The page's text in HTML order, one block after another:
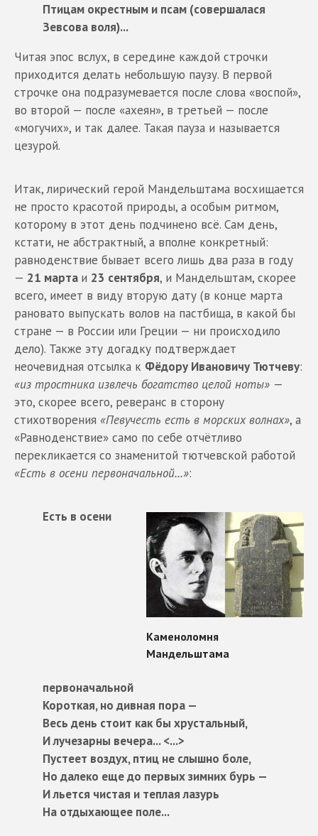
Птицам окрестным и псам (совершалася
Зевсова воля)...
Читая эпос вслух, в середине каждой строчки
приходится делать небольшую паузу. В первой
строчке она подразумевается после слова «воспой»,
во второй — после «ахеян», в третьей — после
«могучих», и так далее. Такая пауза и называется
цезурой.
Итак, лирический герой Мандельштама восхищается
не просто красотой природы, а особым ритмом,
которому в этот день подчинено всё. Сам день,
кстати, не абстрактный, а вполне конкретный:
равноденствие бывает всего лишь два раза в году
— 21 марта и 23 сентября, и Мандельштам, скорее
всего, имеет в виду вторую дату (в конце марта
рановато выпускать волов на пастбища, в какой бы
стране — в России или Греции — ни происходило
дело). Также эту догадку подтверждает
неочевидная отсылка к Фёдору Ивановичу Тютчеву:
«из тростника извлечь богатство целой ноты» —
это, скорее всего, реверанс в сторону
стихотворения «Певучесть есть в морских волнах», а
«Равноденствие» само по себе отчётливо
перекликается со знаменитой тютчевской работой
«Есть в осени первоначальной...»:
Есть в осени
первоначальной
Короткая, но дивная пора —
Весь день стоит как бы хрустальный,
И лучезарны вечера... <...>
Пустеет воздух, птиц не слышно боле,
Но далеко еще до первых зимних бурь —
И льется чистая и теплая лазурь
На отдыхающее поле...